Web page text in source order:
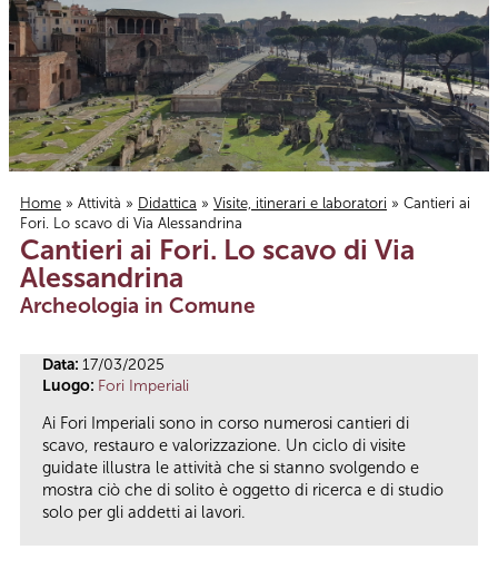
Tu sei qui
Home » Attività » Didattica » Visite, itinerari e laboratori » Cantieri ai
Fori. Lo scavo di Via Alessandrina
Cantieri ai Fori. Lo scavo di Via
Alessandrina
Archeologia in Comune
Data: 17/03/2025
Luogo: Fori Imperiali
Ai Fori Imperiali sono in corso numerosi cantieri di
scavo, restauro e valorizzazione. Un ciclo di visite
guidate illustra le attività che si stanno svolgendo e
mostra ciò che di solito è oggetto di ricerca e di studio
solo per gli addetti ai lavori.